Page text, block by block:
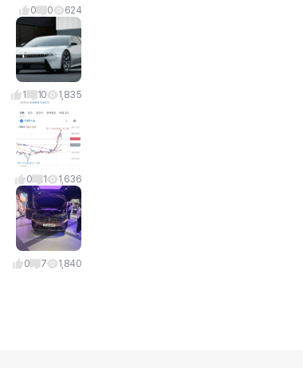
0 0 624
1 10 1,835
0 1 1,636
0 7 1,840